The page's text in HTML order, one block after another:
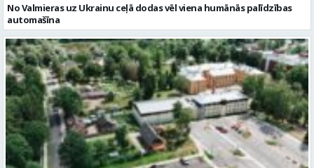
No Valmieras uz Ukrainu ceļā dodas vēl viena humānās palīdzības
automašīna